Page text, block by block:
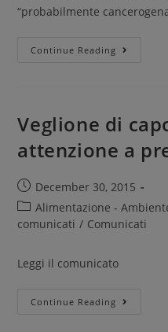
“probabilmente
Continue Reading
Veglione di
attenzione a
December 30, 2015
Alimentazione -
comunicati / Comunicati
Leggi il comunicato
Continue Reading